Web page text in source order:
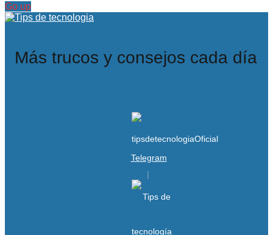
Go up
Más trucos y consejos cada día
Telegram